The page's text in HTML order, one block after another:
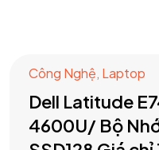
Công Nghệ, Laptop
Dell Latitude
4600U/ Bộ